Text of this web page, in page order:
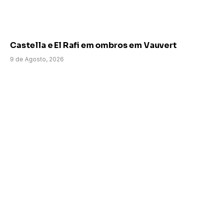
Castella e El Rafi em ombros em Vauvert
9 de Agosto, 2026